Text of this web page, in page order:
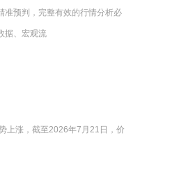
准预判，完整有效的行情分析必
据、宏观流
上涨，截至2026年7月21日，价